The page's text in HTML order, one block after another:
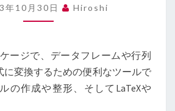
R
の
を
直
接
年10月30日 Hiroshi
ージで、データフレームや行列
に変換するための便利なツールで
の作成や整形、そしてLaTeXや